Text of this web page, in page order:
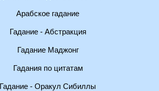
Арабское гадание
Гадание - Абстракция
Гадание Маджонг
Гадания по цитатам
Гадание - Оракул Сибиллы